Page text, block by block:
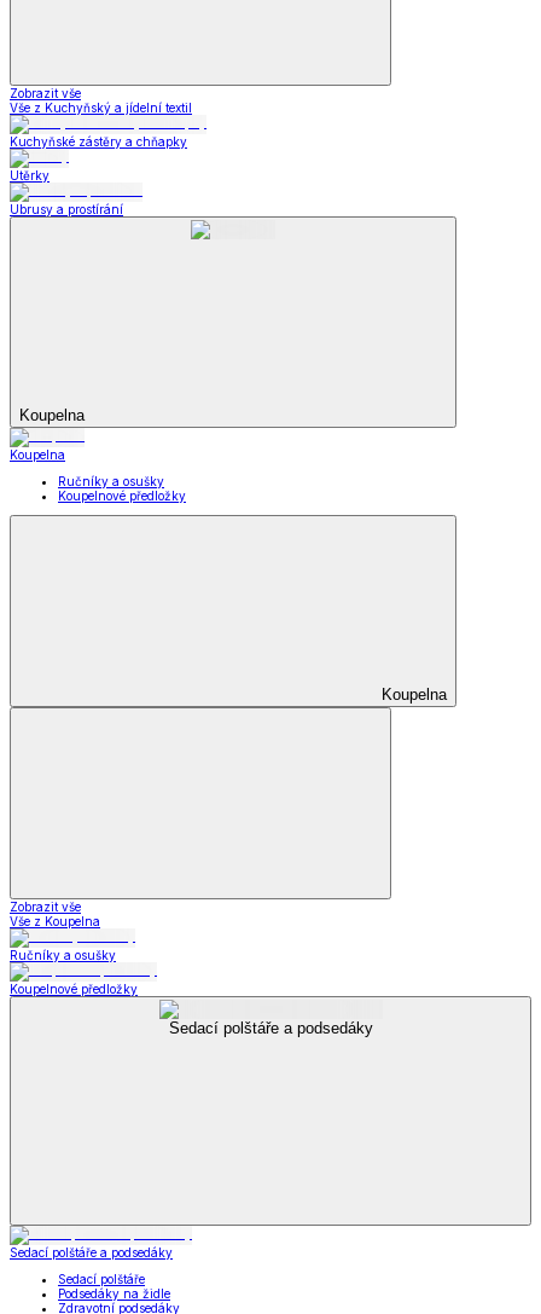
Zobrazit vše
Vše z Kuchyňský a jídelní textil
Kuchyňské zástěry a chňapky
Utěrky
Ubrusy a prostírání
Koupelna
Koupelna
Ručníky a osušky
Koupelnové předložky
Koupelna
Zobrazit vše
Vše z Koupelna
Ručníky a osušky
Koupelnové předložky
Sedací polštáře a podsedáky
Sedací polštáře a podsedáky
Sedací polštáře
Podsedáky na židle
Zdravotní podsedáky